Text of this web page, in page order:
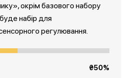
окрім базового набору
набір для
регулювання.
₴50%